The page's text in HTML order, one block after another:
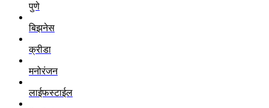
पुणे
बिझनेस
क्रीडा
मनोरंजन
लाईफस्टाईल